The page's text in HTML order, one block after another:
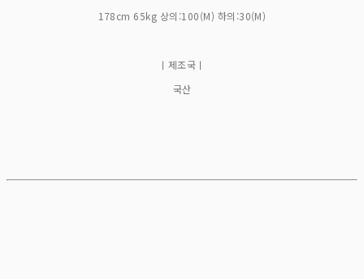
178cm 65kg 상의:100(M) 하의:30(M)
ㅣ제조국ㅣ
국산